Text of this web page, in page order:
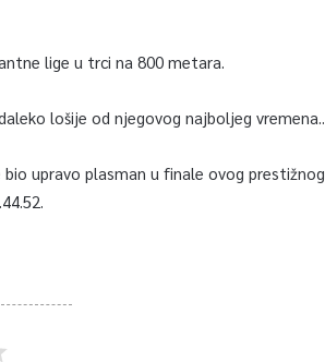
lige u trci na 800 metara.
lošije od njegovog najboljeg vremena..
upravo plasman u finale ovog prestižnog